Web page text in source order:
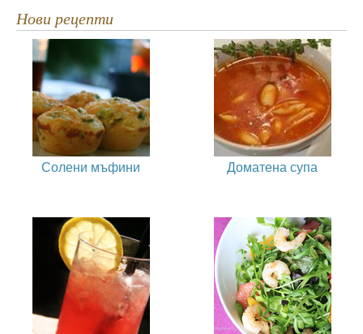
Нови рецепти
Солени мъфини Доматена супа